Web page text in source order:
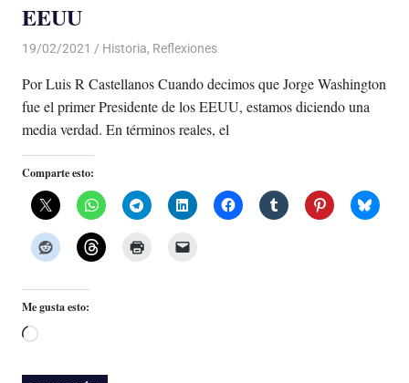
EEUU
19/02/2021 De todo un Poco
Historia, Reflexiones
Por Luis R Castellanos Cuando decimos que Jorge Washington
fue el primer Presidente de los EEUU, estamos diciendo una
media verdad. En términos reales, el
Comparte esto:
Me gusta esto:
Cargando...